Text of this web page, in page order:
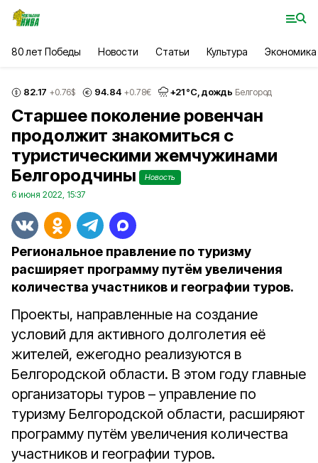
80 лет Победы Новости Статьи Культура Экономика
82.17 +0.76$ 94.84 +0.78€ +21°С, дождь Белгород
Старшее поколение ровенчан
продолжит знакомиться с
туристическими жемчужинами
Белгородчины
Новость
6 июня 2022, 15:37
Региональное правление по туризму
расширяет программу путём увеличения
количества участников и географии туров.
Проекты, направленные на создание
условий для активного долголетия её
жителей, ежегодно реализуются в
Белгородской области. В этом году главные
организаторы туров – управление по
туризму Белгородской области, расширяют
программу путём увеличения количества
участников и географии туров.